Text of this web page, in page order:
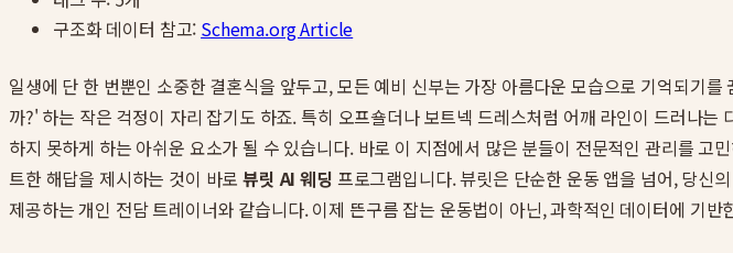
구조화 데이터 참고: Schema.org Article
일생에 단 한 번뿐인 소중한 결혼식을 앞두고, 모든 예비 신부는 가장 아름다운 모습으로 기억되기
까?' 하는 작은 걱정이 자리 잡기도 하죠. 특히 오프숄더나 보트넥 드레스처럼 어깨 라인이 드러나
하지 못하게 하는 아쉬운 요소가 될 수 있습니다. 바로 이 지점에서 많은 분들이 전문적인 관리를
트한 해답을 제시하는 것이 바로뷰릿 AI 웨딩 프로그램입니다. 뷰릿은 단순한 운동 앱을 넘어, 당신
제공하는 개인 전담 트레이너와 같습니다. 이제 뜬구름 잡는 운동법이 아닌, 과학적인 데이터에 기반